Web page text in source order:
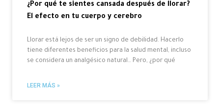
¿Por qué te sientes cansada después de llorar?
El efecto en tu cuerpo y cerebro
Llorar está lejos de ser un signo de debilidad. Hacerlo
tiene diferentes beneficios para la salud mental, incluso
se considera un analgésico natural… Pero, ¿por qué
LEER MÁS »